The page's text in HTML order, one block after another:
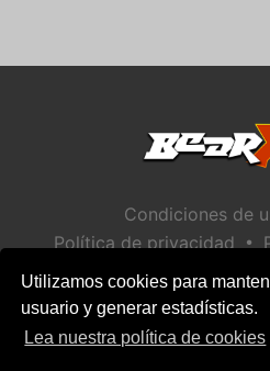
Utilizamos cookies para
usuario y generar estadísticas.
Lea nuestra política de cookies
Condiciones de
Política de privacidad •
Política de
Ayuda /